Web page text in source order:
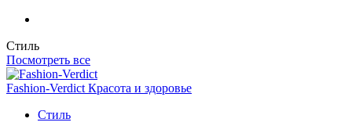
Стиль
Посмотреть все
Fashion-Verdict Красота и здоровье
Стиль